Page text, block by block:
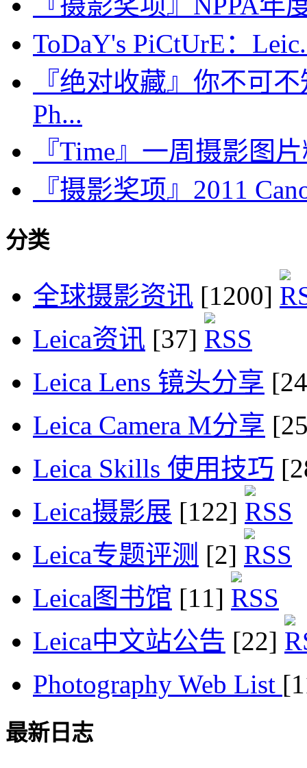
ToDaY's PiCtUrE：
『绝对收藏』你不可
Ph...
『Time』一周摄影图
『摄影奖项』2011
分类
全球摄影资讯 [1200]
Leica资讯 [37]
Leica Lens 镜头分享
Leica Camera M分享
Leica Skills 使用技巧
Leica摄影展 [122]
Leica专题评测 [2]
Leica图书馆 [11]
Leica中文站公告 [22]
Photography Web List
最新日志